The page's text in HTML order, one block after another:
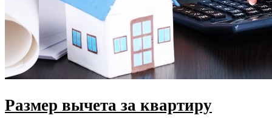
Размер вычета за квартиру